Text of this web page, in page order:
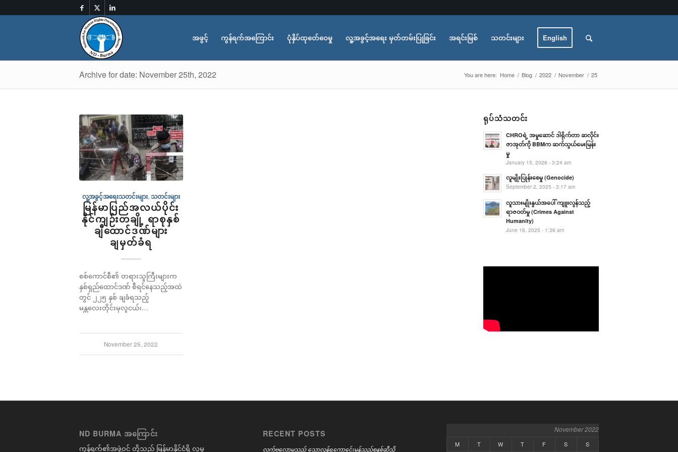
အဖွင့် ကွန်ရက်အကြောင်း ပုံနှိပ်ထုတ်ေဝေမှု လူ့အခွင့်အရေး မှတ်တမ်းပြုခြင်း အရင်းမြစ် သတင်းများ English
Archive for date: November 25th, 2022 You are here: Home / Blog / 2022 / November / 25
လူ့အခွင့်အရေးသတင်းများ,သတင်းများ
မြန်မာပြည်အလယ်ပိုင်း
နိုင်ကျဉ်းတချို့ ရာစုနှစ်
ချီထောင်ဒဏ်များ
ချမှတ်ခံရ
စစ်ကောင်စီ၏ တရားသူကြီးများက
နှစ်ရှည်ထောင်ဒဏ် စီရင်နေသည့်အထဲ
တွင် ၂၂၅ နှစ် ချခံရသည့်
မန္တလေးတိုင်းမှလူငယ်၊…
November 25, 2022
ရုပ်သံသတင်း
CHROရဲ့ အမှုဆောင် ဒါရိုက်တာ ဆလိုင်း
ဇာအုတ်ကို BBMက ဆက်သွယ်မေးမြန်း
မှု
January 15, 2026 - 3:24 am
လူမျိုးပြုန်းစေမှု (Genocide)
September 2, 2025 - 3:17 am
လူသားမျိုးနွယ်အပေါ် ကျူးလွန်သည့်
ရာဇဝတ်မှု (Crimes Against
Humanity)
June 16, 2025 - 1:36 am
ND BURMA အကြောင်း
ကွန်ရက်၏အဖွဲ့ဝင် တို့သည် မြန်မာနိုင်ငံရှိ လူမှု
RECENT POSTS
လက်ဗလောမှသည် သောလွန်ရကောင်ေးမွန်သည့်စနစ်ဆီသို့
November 2022
M T W T F S S